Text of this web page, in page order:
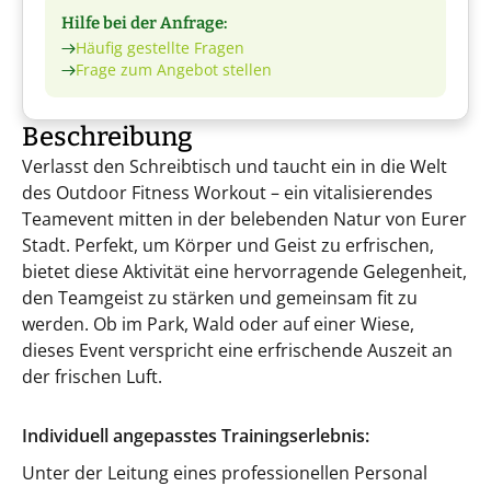
Hilfe bei der Anfrage:
Häufig gestellte Fragen
Frage zum Angebot stellen
Beschreibung
Verlasst den Schreibtisch und taucht ein in die Welt
des Outdoor Fitness Workout – ein vitalisierendes
Teamevent mitten in der belebenden Natur von Eurer
Stadt. Perfekt, um Körper und Geist zu erfrischen,
bietet diese Aktivität eine hervorragende Gelegenheit,
den Teamgeist zu stärken und gemeinsam fit zu
werden. Ob im Park, Wald oder auf einer Wiese,
dieses Event verspricht eine erfrischende Auszeit an
der frischen Luft.
Individuell angepasstes Trainingserlebnis:
Unter der Leitung eines professionellen Personal